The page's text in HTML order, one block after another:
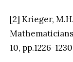
[2] Krieger,
Mathematicians
10, pp.1226-